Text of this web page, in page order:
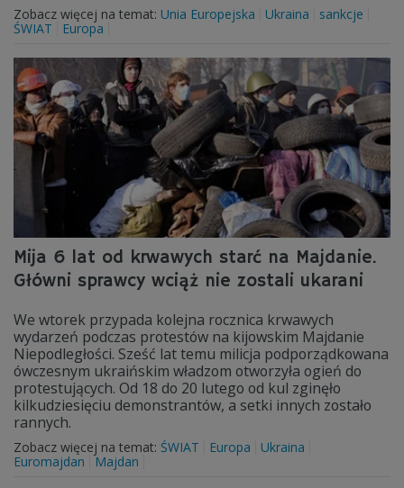
Zobacz więcej na temat: Unia Europejska Ukraina
sankcje
ŚWIAT
Europa
Mija 6 lat od krwawych starć na Majdanie.
Główni sprawcy wciąż nie zostali ukarani
We wtorek przypada kolejna rocznica krwawych
wydarzeń podczas protestów na kijowskim Majdanie
Niepodległości. Sześć lat temu milicja podporządkowana
ówczesnym ukraińskim władzom otworzyła ogień do
protestujących. Od 18 do 20 lutego od kul zginęło
kilkudziesięciu demonstrantów, a setki innych zostało
rannych.
Zobacz więcej na temat: ŚWIAT Europa
Ukraina
Euromajdan
Majdan